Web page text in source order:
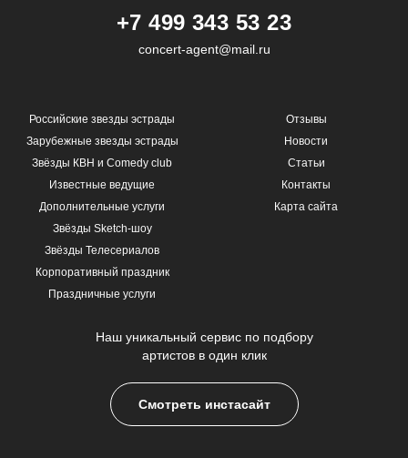
+7 499 343 53 23
concert-agent@mail.ru
Российские звезды эстрады
Зарубежные звезды эстрады
Звёзды КВН и Comedy club
Известные ведущие
Дополнительные услуги
Звёзды Sketch-шоу
Звёзды Телесериалов
Корпоративный праздник
Праздничные услуги
Отзывы
Новости
Статьи
Контакты
Карта сайта
Наш уникальный сервис по подбору
артистов в один клик
Смотреть инстасайт